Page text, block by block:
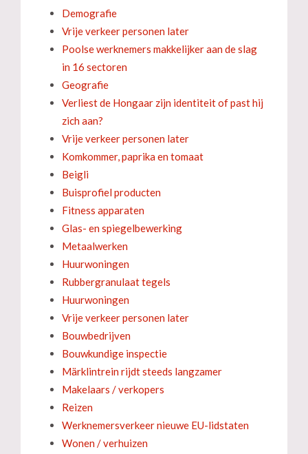
Demografie
Vrije verkeer personen later
Poolse werknemers makkelijker aan de slag
in 16 sectoren
Geografie
Verliest de Hongaar zijn identiteit of past hij
zich aan?
Vrije verkeer personen later
Komkommer, paprika en tomaat
Beigli
Buisprofiel producten
Fitness apparaten
Glas- en spiegelbewerking
Metaalwerken
Huurwoningen
Rubbergranulaat tegels
Huurwoningen
Vrije verkeer personen later
Bouwbedrijven
Bouwkundige inspectie
Märklintrein rijdt steeds langzamer
Makelaars / verkopers
Reizen
Werknemersverkeer nieuwe EU-lidstaten
Wonen / verhuizen